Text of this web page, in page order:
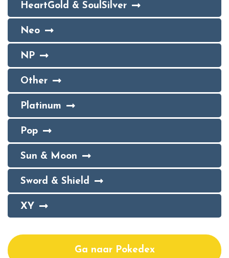
HeartGold & SoulSilver
Neo
NP
Other
Platinum
Pop
Sun & Moon
Sword & Shield
XY
Ga naar Pokedex